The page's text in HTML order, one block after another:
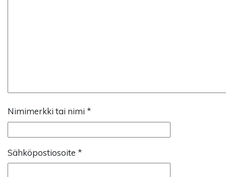
Nimimerkki tai nimi *
Sähköpostiosoite *